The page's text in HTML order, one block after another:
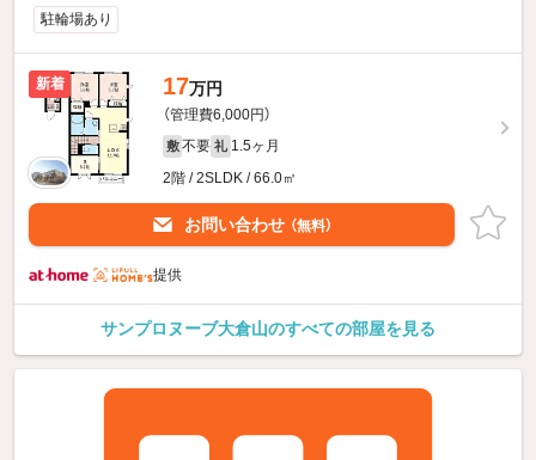
駐輪場あり
新着 17万円
（管理費6,000円）
敷 不要 礼 1.5ヶ月
2階 / 2SLDK / 66.0㎡
お問い合わせ （無料）
提供
サンプロヌーブ大倉山のすべての部屋を見る